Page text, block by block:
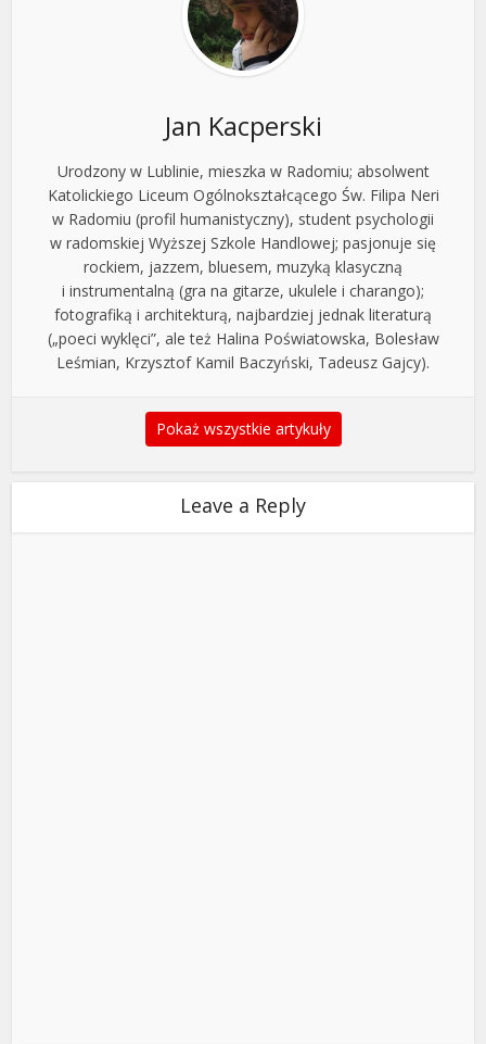
Jan Kacperski
Urodzony w Lublinie, mieszka w Radomiu; absolwent
Katolickiego Liceum Ogólnokształcącego Św. Filipa Neri
w Radomiu (profil humanistyczny), student psychologii
w radomskiej Wyższej Szkole Handlowej; pasjonuje się
rockiem, jazzem, bluesem, muzyką klasyczną
i instrumentalną (gra na gitarze, ukulele i charango);
fotografiką i architekturą, najbardziej jednak literaturą
(„poeci wyklęci”, ale też Halina Poświatowska, Bolesław
Leśmian, Krzysztof Kamil Baczyński, Tadeusz Gajcy).
Pokaż wszystkie artykuły
Leave a Reply